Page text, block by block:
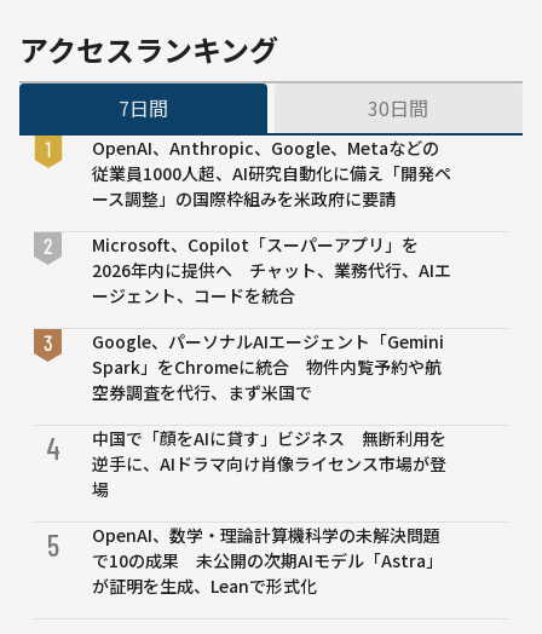
分
伸
能に
アクセスランキング
7日間 30日間
OpenAI、Anthropic、Google、Metaなどの
従業員1000人超、AI研究自動化に備え「開発ペ
ース調整」の国際枠組みを米政府に要請
Microsoft、Copilot「スーパーアプリ」を
2026年内に提供へ チャット、業務代行、AIエ
ージェント、コードを統合
Google、パーソナルAIエージェント「Gemini
Spark」をChromeに統合 物件内覧予約や航
空券調査を代行、まず米国で
4
中国で「顔をAIに貸す」ビジネス 無断利用を
逆手に、AIドラマ向け肖像ライセンス市場が登
場
5
OpenAI、数学・理論計算機科学の未解決問題
で10の成果 未公開の次期AIモデル「Astra」
が証明を生成、Leanで形式化